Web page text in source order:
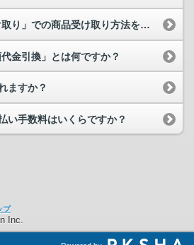
「セブン-イレブン受け取り」での商品受け取り方法を教えてください。
金引換」とは何ですか？
ますか？
い手数料はいくらですか？
プ
Inc.